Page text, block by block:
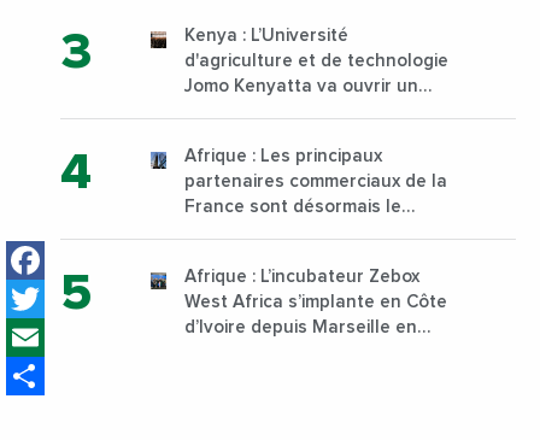
Facebook
Twitter
Kenya : L’Université
d'agriculture et de technologie
Jomo Kenyatta va ouvrir un
sur son campus de Karen à
Nairobi dès janvier 2023
Afrique : Les principaux
partenaires commerciaux de la
France sont désormais le
Afrique : L’incubateur Zebox
West Africa s’implante en Côte
d’Ivoire depuis Marseille en